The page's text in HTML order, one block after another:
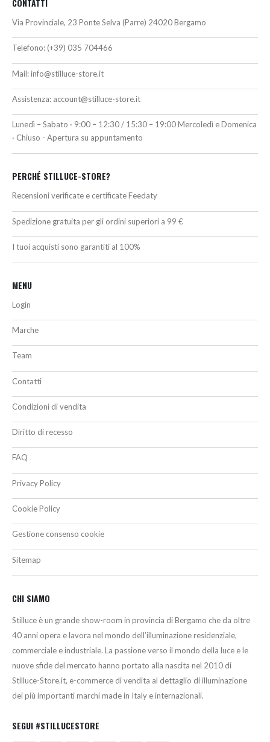
CONTATTI
Via Provinciale, 23 Ponte Selva (Parre) 24020 Bergamo
Telefono: (+39) 035 704466
Mail:info@stilluce-store.it
Assistenza: account@stilluce-store.it
Lunedì – Sabato · 9:00 – 12:30 / 15:30 – 19:00 Mercoledì e Domenica
· Chiuso - Apertura su appuntamento
PERCHÉ STILLUCE-STORE?
Recensioni verificate e certificate Feedaty
Spedizione gratuita per gli ordini superiori a 99 €
I tuoi acquisti sono garantiti al 100%
MENU
Login
Marche
Team
Contatti
Condizioni di vendita
Diritto di recesso
FAQ
Privacy Policy
Cookie Policy
Gestione consenso cookie
Sitemap
CHI SIAMO
Stilluce è un grande show-room in provincia di Bergamo che da oltre
40 anni opera e lavora nel mondo dell’illuminazione residenziale,
commerciale e industriale. La passione verso il mondo della luce e le
nuove sfide del mercato hanno portato alla nascita nel 2010 di
Stilluce-Store.it, e-commerce di vendita al dettaglio di illuminazione
dei più importanti marchi made in Italy e internazionali.
SEGUI #STILLUCESTORE